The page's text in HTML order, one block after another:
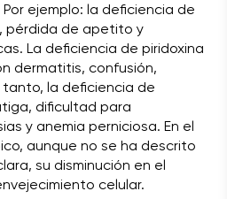
ejemplo: la deficiencia de
pérdida de apetito y
La deficiencia de piridoxina
dermatitis, confusión,
tanto, la deficiencia de
dificultad para
y anemia perniciosa. En el
aunque no se ha descrito
su disminución en el
celular.